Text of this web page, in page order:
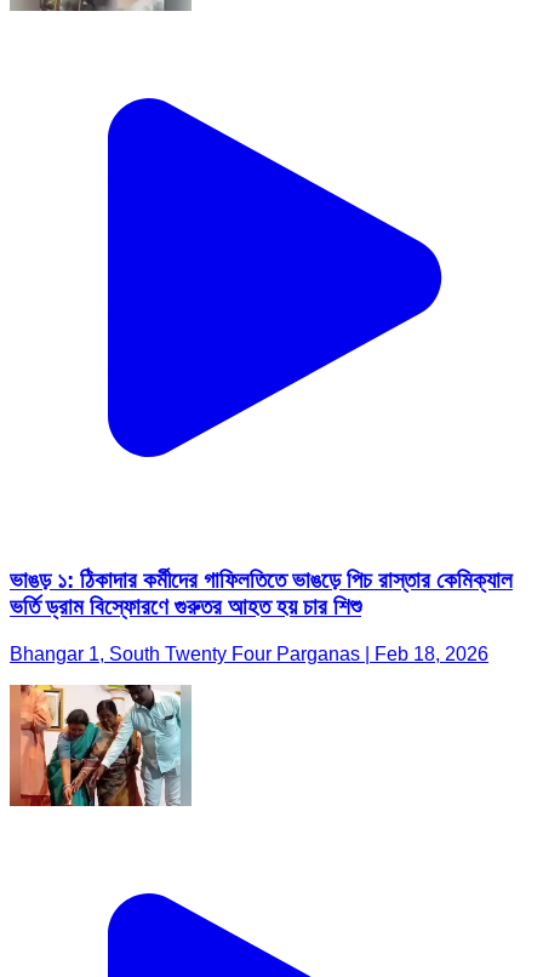
ভাঙড় ১: ঠিকাদার কর্মীদের গাফিলতিতে ভাঙড়ে পিচ রাস্তার কেমিক্যাল
ভর্তি ড্রাম বিস্ফোরণে গুরুতর আহত হয় চার শিশু
Bhangar 1, South Twenty Four Parganas | Feb 18, 2026